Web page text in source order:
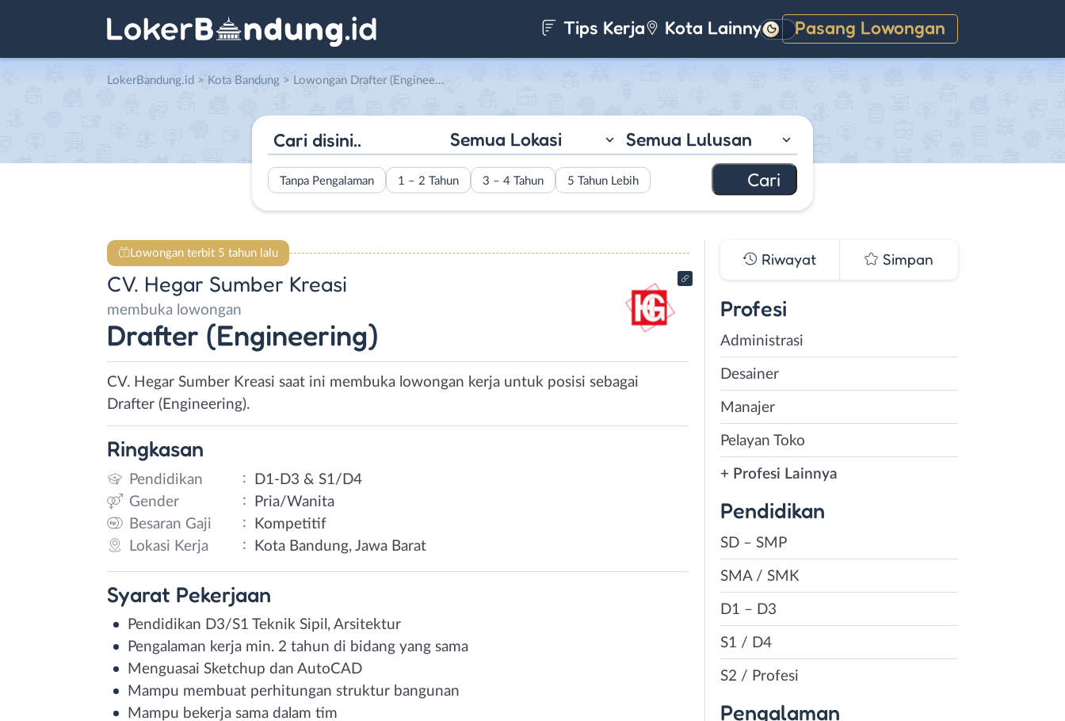
Tips Kerja Kota Lainnya Pasang Lowongan
Gelap
LokerBandung.id > Kota Bandung > Lowongan Drafter (Engineering) di CV. Hegar Sumber Kreasi
Semua Lokasi Semua Lulusan
Tanpa Pengalaman 1 – 2 Tahun 3 – 4 Tahun 5 Tahun Lebih
Lowongan terbit 5 tahun lalu
CV. Hegar Sumber Kreasi
membuka lowongan
Drafter (Engineering)
CV. Hegar Sumber Kreasi saat ini membuka lowongan kerja untuk posisi sebagai
Drafter (Engineering).
Ringkasan
Pendidikan :
D1-D3 & S1/D4
Gender
:
Pria/Wanita
Besaran Gaji
:
Kompetitif
Lokasi Kerja
: Kota Bandung, Jawa Barat
Syarat Pekerjaan
Pendidikan D3/S1 Teknik Sipil, Arsitektur⁣
Pengalaman kerja min. 2 tahun di bidang yang sama⁣
Menguasai Sketchup dan AutoCAD⁣
Mampu membuat perhitungan struktur bangunan⁣
Mampu bekerja sama dalam tim⁣
Riwayat Simpan
Profesi
Administrasi
Desainer
Manajer
Pelayan Toko
+ Profesi Lainnya
Pendidikan
SD – SMP
SMA / SMK
D1 – D3
S1 / D4
S2 / Profesi
Pengalaman